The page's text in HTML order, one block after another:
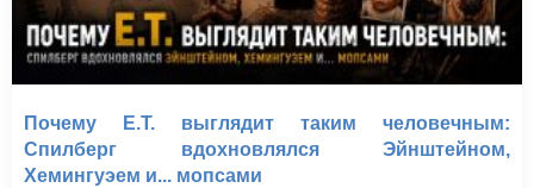
Почему E.T. выглядит таким человечным:
Спилберг вдохновлялся Эйнштейном,
Хемингуэем и... мопсами